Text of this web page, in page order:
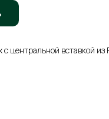
центральной вставкой из